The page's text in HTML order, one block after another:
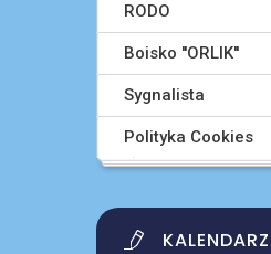
RODO
Boisko ''ORLIK''
Sygnalista
Polityka Cookies
KALENDARZ